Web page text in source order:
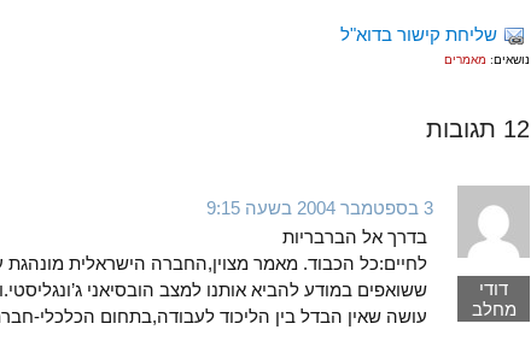
שליחת קישור בדוא"ל
נושאים: מאמרים
12 תגובות
דודי
מחלב
3 בספטמבר 2004 בשעה 9:15
בדרך אל הברבריות
לחיים:כל הכבוד. מאמר מצוין,החברה הישראלית מונהגת
ששואפים במודע להביא אותנו למצב הובסיאני
עושה שאין הבדל בין הליכוד לעבודה,בתחום הכלכלי-